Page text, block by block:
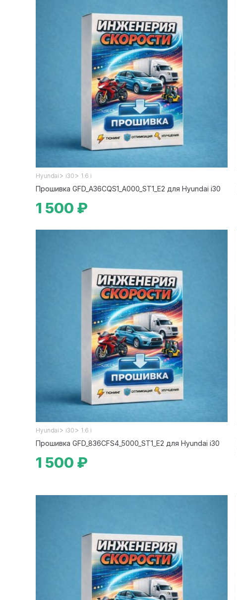
Hyundai > i30 > 1.6 i
Прошивка GFD_A36CQS1_A000_ST1_E2 для Hyundai i30
1 500 ₽
Hyundai > i30 > 1.6 i
Прошивка GFD_836CFS4_5000_ST1_E2 для Hyundai i30
1 500 ₽